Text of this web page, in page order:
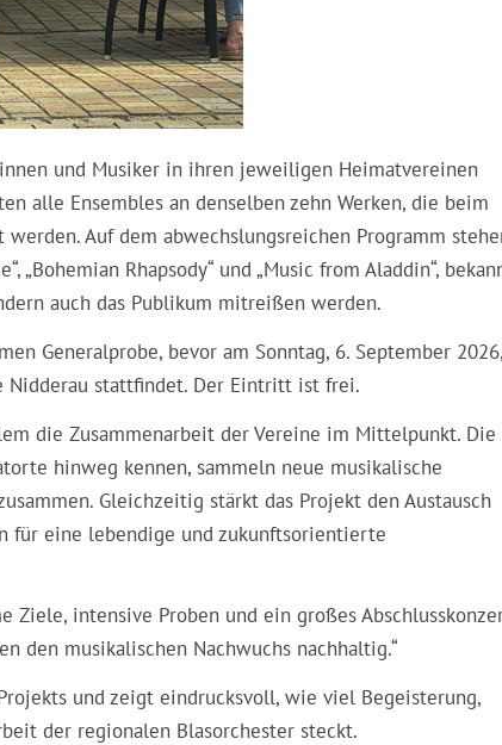
und Musiker in ihren jeweiligen Heimatvereinen
alle Ensembles an denselben zehn Werken, die beim
Auf dem abwechslungsreichen Programm
„Bohemian Rhapsody“ und „Music from Aladdin“,
auch das Publikum mitreißen werden.
Generalprobe, bevor am Sonntag, 6. September
Nidderau stattfindet. Der Eintritt ist frei.
die Zusammenarbeit der Vereine im Mittelpunkt. Die
hinweg kennen, sammeln neue musikalische
Gleichzeitig stärkt das Projekt den Austausch
für eine lebendige und zukunftsorientierte
Ziele, intensive Proben und ein großes
den musikalischen Nachwuchs nachhaltig.“
und zeigt eindrucksvoll, wie viel Begeisterung,
der regionalen Blasorchester steckt.